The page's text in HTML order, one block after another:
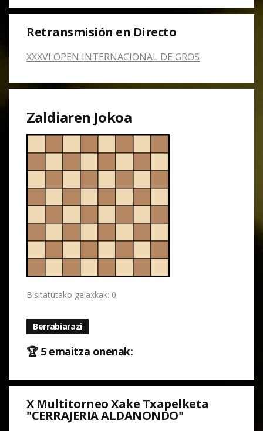
Retransmisión en Directo
XXXVI OPEN INTERNACIONAL DE GROS
Zaldiaren Jokoa
Bisitatutako gelaxkak: 0
Berrabiarazi
🏆 5 emaitza onenak:
X Multitorneo Xake Txapelketa
"CERRAJERIA ALDANONDO"